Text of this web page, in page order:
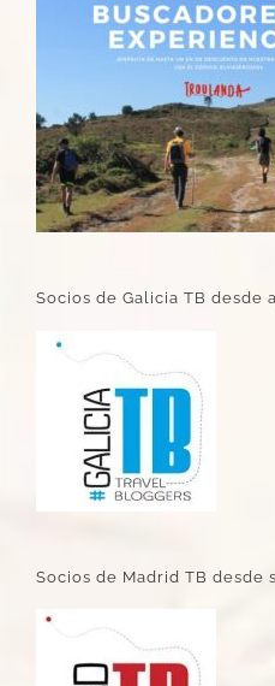
Socios de Galicia TB desde
Socios de Madrid TB desde